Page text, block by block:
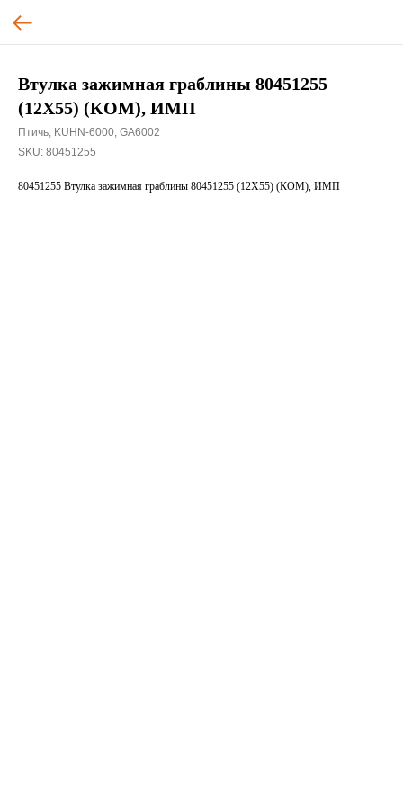
Втулка зажимная граблины 80451255
(12X55) (КОМ), ИМП
Птичь, KUHN-6000, GA6002
SKU: 80451255
80451255 Втулка зажимная граблины 80451255 (12X55) (КОМ), ИМП